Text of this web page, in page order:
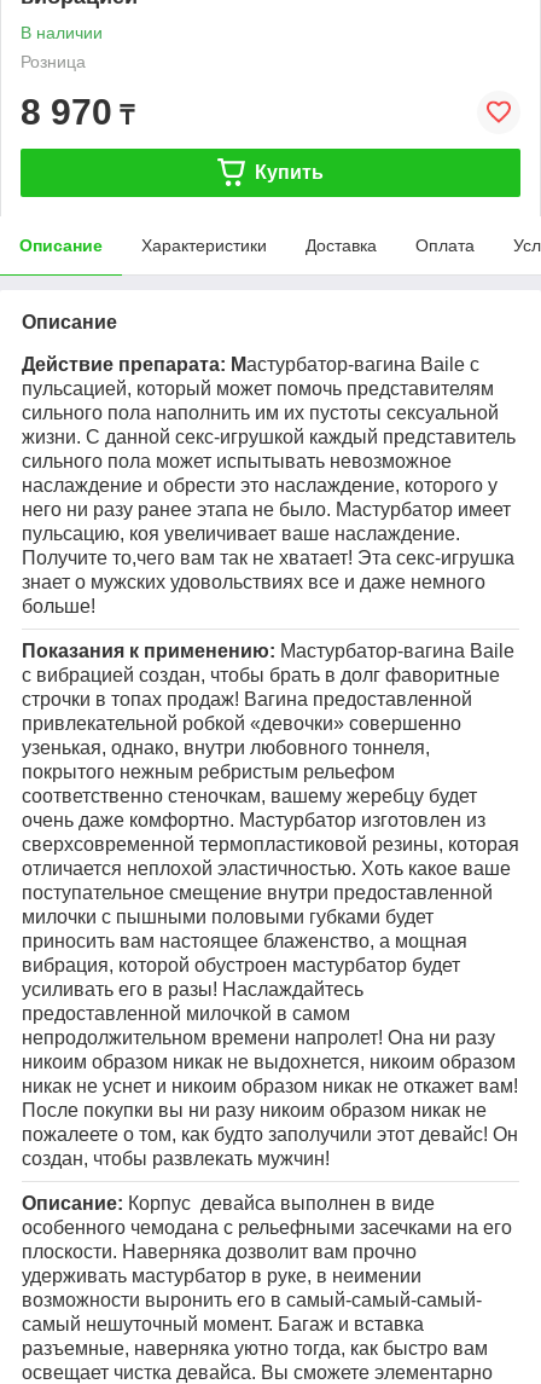
В наличии
Розница
8 970 ₸
Купить
Описание Характеристики Доставка Оплата
Описание
Действие препарата: Мастурбатор-вагина Baile с
пульсацией, который может помочь представителям
сильного пола наполнить им их пустоты сексуальной
жизни. С данной секс-игрушкой каждый представитель
сильного пола может испытывать невозможное
наслаждение и обрести это наслаждение, которого у
него ни разу ранее этапа не было. Мастурбатор имеет
пульсацию, коя увеличивает ваше наслаждение.
Получите то,чего вам так не хватает! Эта секс-игрушка
знает о мужских удовольствиях все и даже немного
больше!
Показания к применению: Мастурбатор-вагина Baile
с вибрацией создан, чтобы брать в долг фаворитные
строчки в топах продаж! Вагина предоставленной
привлекательной робкой «девочки» совершенно
узенькая, однако, внутри любовного тоннеля,
покрытого нежным ребристым рельефом
соответственно стеночкам, вашему жеребцу будет
очень даже комфортно. Мастурбатор изготовлен из
сверхсовременной термопластиковой резины, которая
отличается неплохой эластичностью. Хоть какое ваше
поступательное смещение внутри предоставленной
милочки с пышными половыми губками будет
приносить вам настоящее блаженство, а мощная
вибрация, которой обустроен мастурбатор будет
усиливать его в разы! Наслаждайтесь
предоставленной милочкой в самом
непродолжительном времени напролет! Она ни разу
никоим образом никак не выдохнется, никоим образом
никак не уснет и никоим образом никак не откажет вам!
После покупки вы ни разу никоим образом никак не
пожалеете о том, как будто заполучили этот девайс! Он
создан, чтобы развлекать мужчин!
Описание: Корпус девайса выполнен в виде
особенного чемодана с рельефными засечками на его
плоскости. Наверняка дозволит вам прочно
удерживать мастурбатор в руке, в неимении
возможности выронить его в самый-самый-самый-
самый нешуточный момент. Багаж и вставка
разъемные, наверняка уютно тогда, как быстро вам
освещает чистка девайса. Вы сможете элементарно